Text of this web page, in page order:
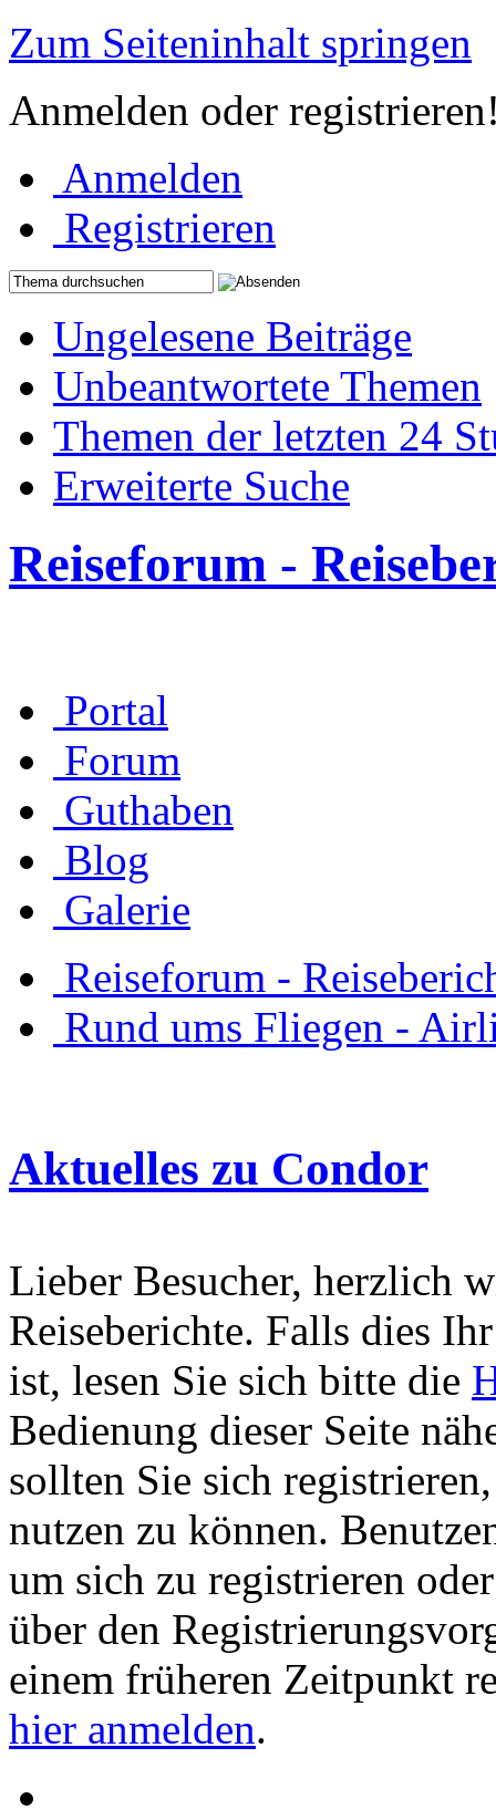
Zum Seiteninhalt springen
Anmelden oder
Anmelden
Registrieren
Ungelesene Beiträge
Unbeantwortete Themen
Themen der letzten 24
Erweiterte Suche
Reiseforum -
Portal
Forum
Guthaben
Blog
Galerie
Reiseforum -
Rund ums Fliegen -
Aktuelles zu Condor
Lieber Besucher, herzlich
Reiseberichte. Falls dies
ist, lesen Sie sich bitte die
Bedienung dieser Seite
sollten Sie sich
nutzen zu können.
um sich zu registrieren
über den
einem früheren Zeitpunkt
hier anmelden.